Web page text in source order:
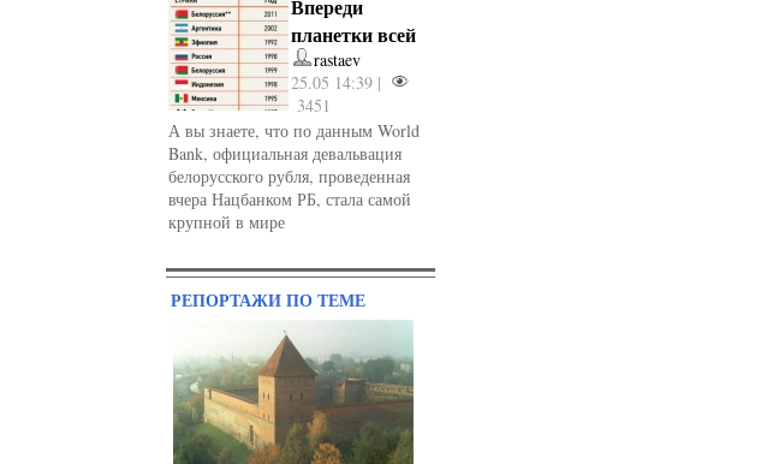
Впереди
планетки всей
rastaev
25.05 14:39 |
3451
А вы знаете, что по данным World
Bank, официальная девальвация
белорусского рубля, проведенная
вчера Нацбанком РБ, стала самой
крупной в мире
РЕПОРТАЖИ ПО ТЕМЕ